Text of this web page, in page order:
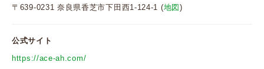
〒639-0231 奈良県香芝市下田西1-124-1 (地図)
公式サイト
https://ace-ah.com/